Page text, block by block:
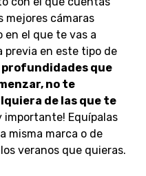
mejores cámaras
el que te vas a
previa en este tipo de
profundidades que
no te
de las que te
importante! Equípalas
misma marca o de
veranos que quieras.